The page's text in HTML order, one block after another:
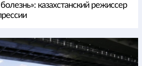
казахстанский режиссер